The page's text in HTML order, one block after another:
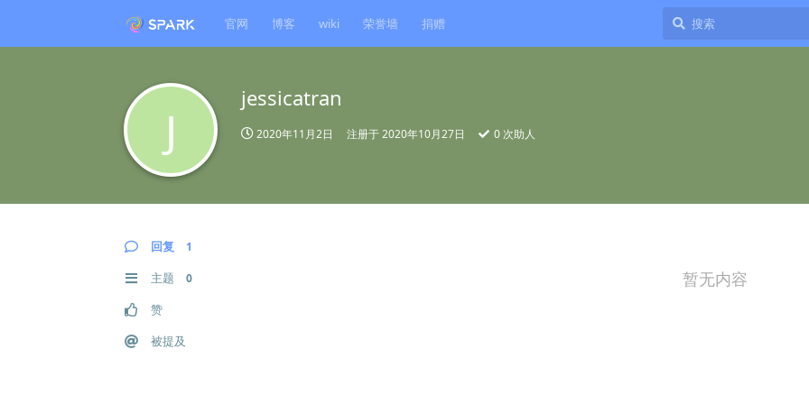
官网 博客 wiki 荣誉墙 捐赠
J
jessicatran
2020年11月2日 注册于2020年10月27日 0 次助人
回复 1
主题 0
赞
被提及
暂无内容